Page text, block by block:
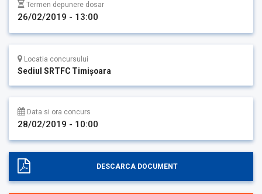
Termen depunere dosar
26/02/2019 - 13:00
Locatia concursului
Sediul SRTFC Timişoara
Data si ora concurs
28/02/2019 - 10:00
DESCARCA DOCUMENT